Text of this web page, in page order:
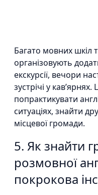
Багато мовних шкіл
організовують
екскурсії, вечори
зустрічі у
попрактикувати
ситуаціях, знайти
місцевої громади.
5. Як знайти
розмовної
покрокова